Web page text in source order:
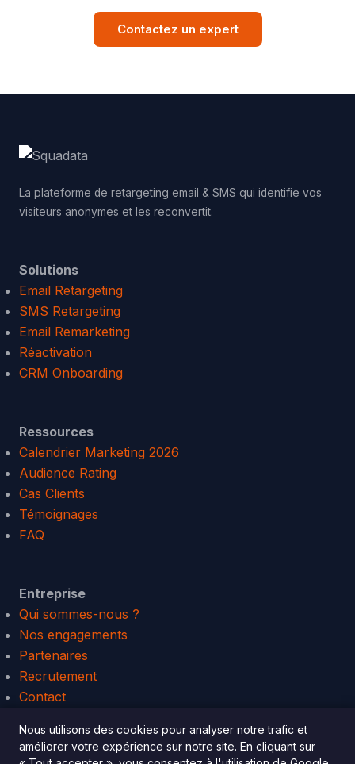
Contactez un expert
La plateforme de retargeting email & SMS qui identifie vos
visiteurs anonymes et les reconvertit.
Solutions
Email Retargeting
SMS Retargeting
Email Remarketing
Réactivation
CRM Onboarding
Ressources
Calendrier Marketing 2026
Audience Rating
Cas Clients
Témoignages
FAQ
Entreprise
Qui sommes-nous ?
Nos engagements
Partenaires
Recrutement
Contact
Nous utilisons des cookies pour analyser notre trafic et
améliorer votre expérience sur notre site. En cliquant sur